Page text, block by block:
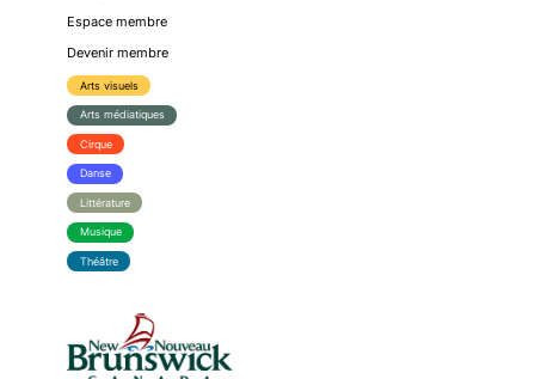
Espace membre
Devenir membre
Arts visuels
Arts médiatiques
Cirque
Danse
Littérature
Musique
Théâtre